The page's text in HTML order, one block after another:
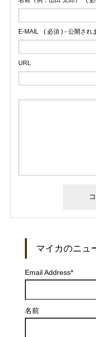
E-MAIL ( 必須 ) - 公開され
URL
マイカのニュ
Email Address*
名前